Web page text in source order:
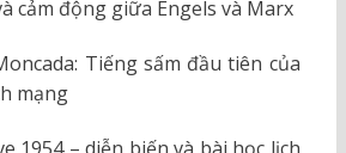
cảm động giữa Engels và Marx
Tiếng sấm đầu tiên của
mạng